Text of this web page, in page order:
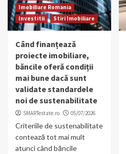
Imobiliare Romania
Investitii
Stiri Imobiliare
Când finanțează
proiecte imobiliare,
băncile oferă condiții
mai bune dacă sunt
validate standardele
noi de sustenabilitate
SMARTestate.ro 05/07/2026
Criteriile de sustenabilitate
contează tot mai mult
atunci când băncile